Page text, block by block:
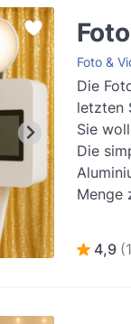
Foto &
Die
letzten
Sie
Die
Menge zu
4,9